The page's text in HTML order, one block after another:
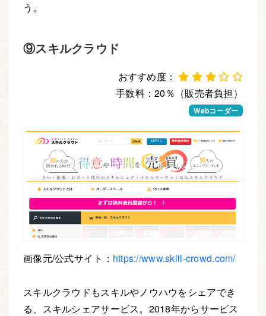
う。
⑨スキルクラウド
おすすめ度：
手数料：20％（販売者負担）
Webコーダー
画像元/公式サイト： https://www.skill-crowd.com/
スキルクラウドもスキルやノウハウをシェアでき
る、スキルシェアサービス。2018年からサービス